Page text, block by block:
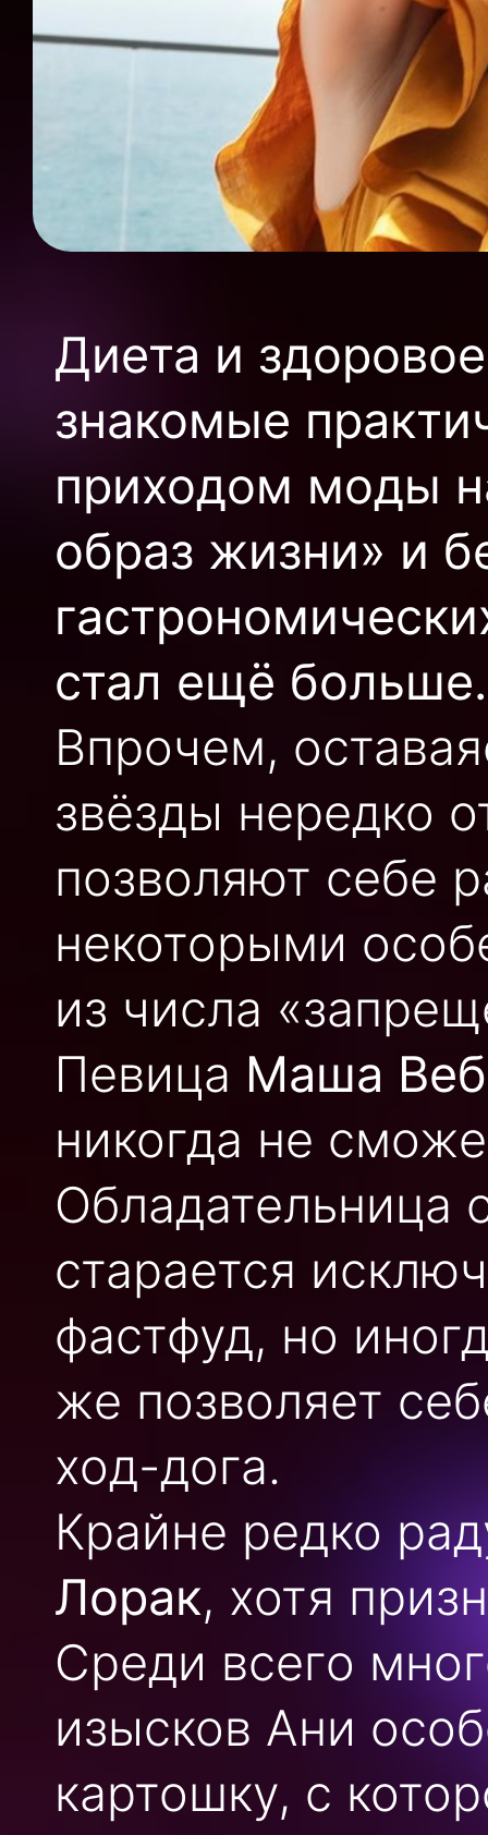
Диета и
знакомые
приходом моды
образ жизни» и
стал ещё больше.
Впрочем,
звёзды нередко
позволяют себе
некоторыми
из числа
Певица Маша
никогда не
Обладательница
старается
фастфуд, но
же позволяет
ход-дога.
Крайне редко
Лорак, хотя
Среди всего
изысков Ани
картошку, с